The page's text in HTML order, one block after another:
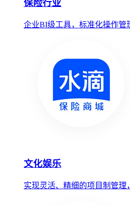
保险行业
企业BI级工具，标准化操作管
文化娱乐
实现灵活、精细的项目制管